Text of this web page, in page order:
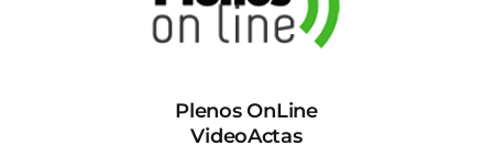
Plenos OnLine
VideoActas